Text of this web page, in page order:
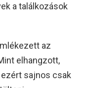
a találkozások
az
elhangzott,
sajnos csak